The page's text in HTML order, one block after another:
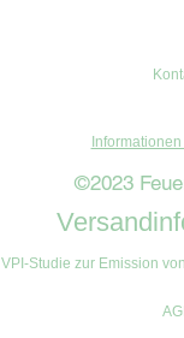
©2023
VPI-Studie zur Emission